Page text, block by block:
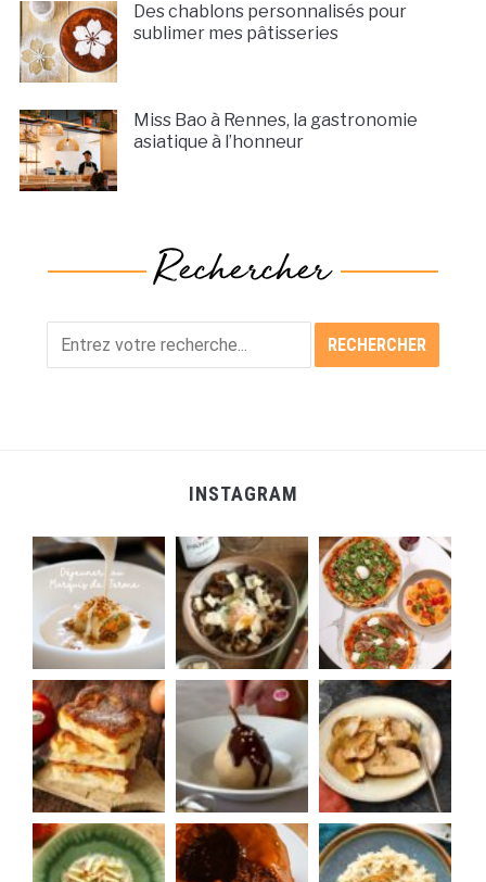
Des chablons personnalisés pour
sublimer mes pâtisseries
Miss Bao à Rennes, la gastronomie
asiatique à l’honneur
INSTAGRAM